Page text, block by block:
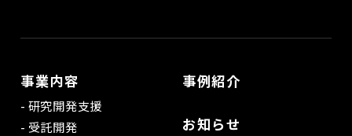
事業内容
研究開発支援
受託開発
事例紹介
お知らせ